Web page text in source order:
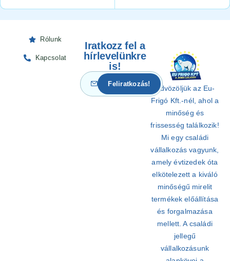
Rólunk
Kapcsolat
Üdvözöljük az Eu-
Frigó Kft.-nél, ahol a
minőség és
frissesség találkozik!
Mi egy családi
vállalkozás vagyunk,
amely évtizedek óta
elkötelezett a kiváló
minőségű mirelit
termékek előállítása
és forgalmazása
mellett. A családi
jellegű
vállalkozásunk
Iratkozz fel a
hírlevelünkre
is!